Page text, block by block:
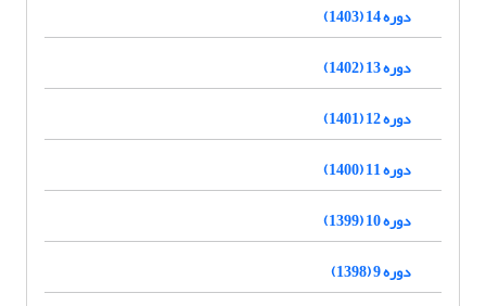
دوره 14 (1403)
دوره 13 (1402)
دوره 12 (1401)
دوره 11 (1400)
دوره 10 (1399)
دوره 9 (1398)